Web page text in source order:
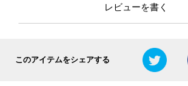
レビューを書く
このアイテムをシェアする